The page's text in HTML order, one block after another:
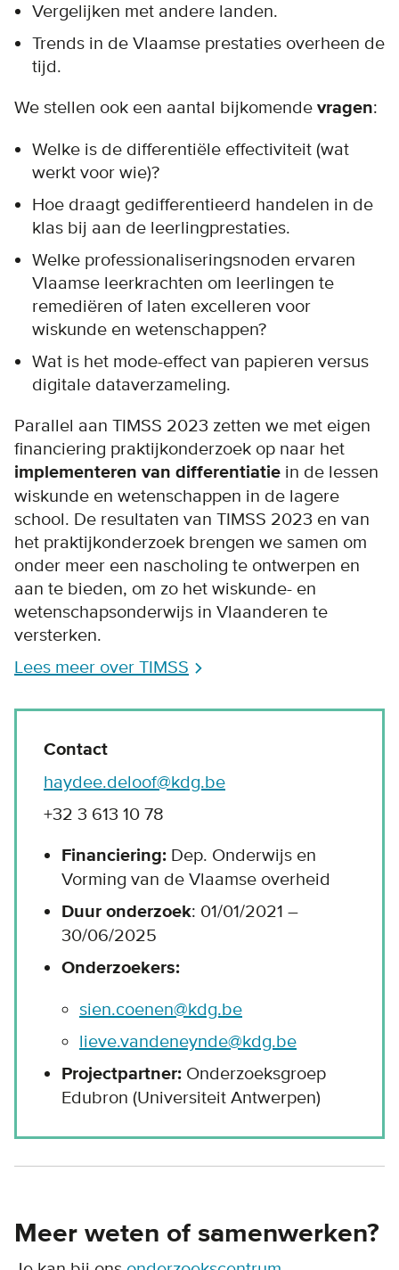
Vergelijken met andere landen.
Trends in de Vlaamse prestaties overheen de
tijd.
We stellen ook een aantal bijkomende vragen:
Welke is de differentiële effectiviteit (wat
werkt voor wie)?
Hoe draagt gedifferentieerd handelen in de
klas bij aan de leerlingprestaties.
Welke professionaliseringsnoden ervaren
Vlaamse leerkrachten om leerlingen te
remediëren of laten excelleren voor
wiskunde en wetenschappen?
Wat is het mode-effect van papieren versus
digitale dataverzameling.
Parallel aan TIMSS 2023 zetten we met eigen
financiering praktijkonderzoek op naar het
implementeren van differentiatie in de lessen
wiskunde en wetenschappen in de lagere
school. De resultaten van TIMSS 2023 en van
het praktijkonderzoek brengen we samen om
onder meer een nascholing te ontwerpen en
aan te bieden, om zo het wiskunde- en
wetenschapsonderwijs in Vlaanderen te
versterken.
Lees meer over TIMSS
Contact
haydee.deloof@kdg.be
+32 3 613 10 78
Financiering: Dep. Onderwijs en
Vorming van de Vlaamse overheid
Duur onderzoek: 01/01/2021 –
30/06/2025
Onderzoekers:
sien.coenen@kdg.be
lieve.vandeneynde@kdg.be
Projectpartner: Onderzoeksgroep
Edubron (Universiteit Antwerpen)
Meer weten of samenwerken?